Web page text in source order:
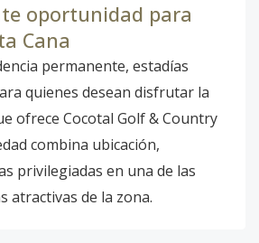
oportunidad para
Cana
permanente, estadías
quienes desean disfrutar la
ofrece Cocotal Golf & Country
combina ubicación,
privilegiadas en una de las
atractivas de la zona.